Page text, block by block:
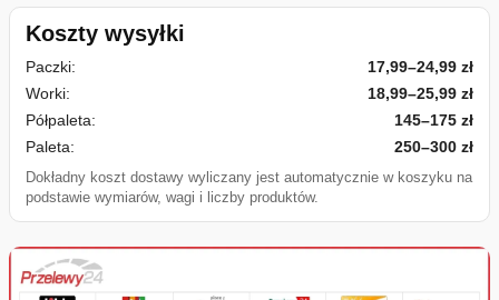
Koszty wysyłki
Paczki:
17,99–24,99 zł
Worki:
18,99–25,99 zł
Półpaleta:
145–175 zł
Paleta:
250–300 zł
Dokładny koszt dostawy wyliczany jest automatycznie w koszyku na
podstawie wymiarów, wagi i liczby produktów.